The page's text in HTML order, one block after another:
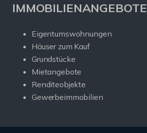
IMMOBILIENANGEBOTE
Eigentumswohnungen
Häuser zum Kauf
Grundstücke
Mietangebote
Renditeobjekte
Gewerbeimmobilien